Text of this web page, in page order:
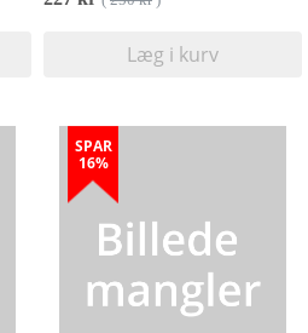
Læg i kurv
SPAR
16%